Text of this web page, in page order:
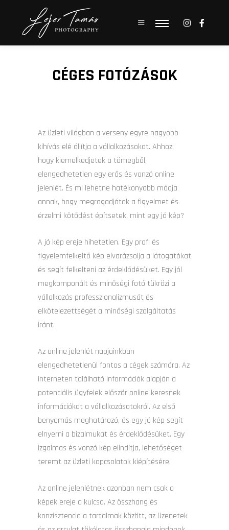
Main menu
CÉGES FOTÓZÁSOK
Az üzleti világban a verseny egyre nagyobb
kihívás elé állítja a vállalkozásokat. Ahhoz,
hogy kiemelkedjetek a tömegből,
elengedhetetlen egy erős és vonzó online
jelenlét. És mi lehetne hatékonyabb módja
annak, hogy megragadjátok a figyelmet és
érzelmi kötődést építsetek, mint egy jó kép?
A jó kép ereje hihetetlen. Egy profi és
figyelemfelkeltő kép elvarázsolja a látogatókat
és segít felkelteni az érdeklődésüket. Egy jól
megkomponált és minőségi fotó tükrözi a
vállalkozás professzionalizmusát és
elkötelezettségét a minőségi szolgáltatás
iránt.
Az online jelenlét napjainkban
elengedhetetlenül fontos a cégek számára. Az
interneten található információk alapján a
potenciális ügyfelek először online keresnek
információkat a vállalkozásotokról. Az első
benyomás meghatározó, és egy jó kép segít
elnyerni a bizalmukat és érdeklődésüket. Egy
izgalmas és vonzó kép elindítja, lehetőséget
teremt az üzleti kapcsolatok kiépítésére.
Az online jelenlétnek azonban nem csak a
képek ereje a kulcsa. Az összhang és
konzisztencia a tartalmak között, az üzenetek